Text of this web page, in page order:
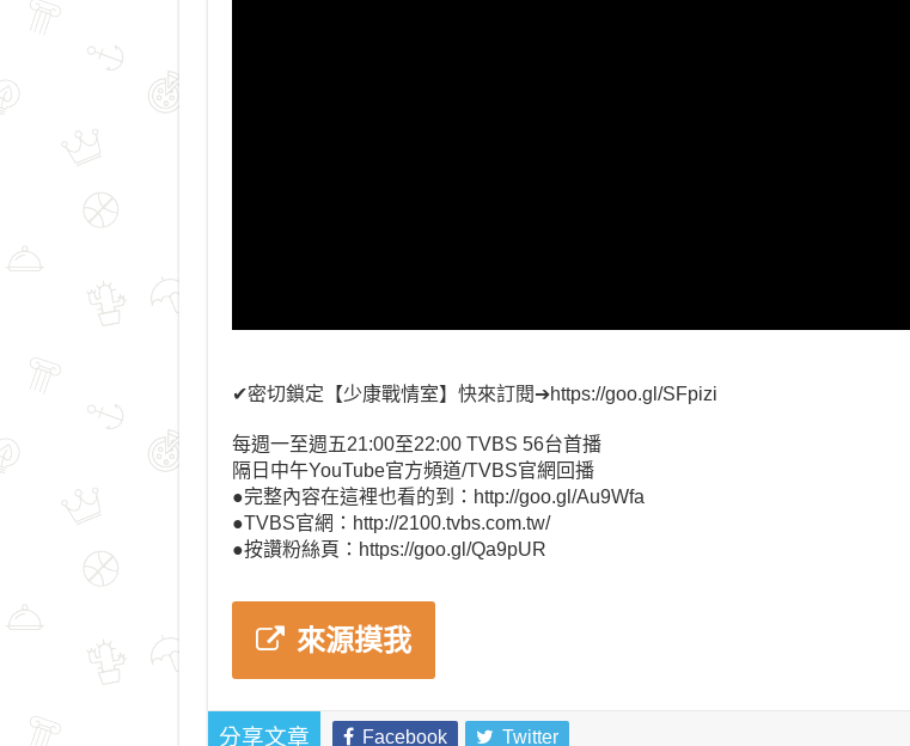
✔密切鎖定【少康戰情室】快來訂閱➔https://goo.gl/SFpizi
每週一至週五21:00至22:00 TVBS 56台首播
隔日中午YouTube官方頻道/TVBS官網回播
●完整內容在這裡也看的到：http://goo.gl/Au9Wfa
●TVBS官網：http://2100.tvbs.com.tw/
●按讚粉絲頁：https://goo.gl/Qa9pUR
來源摸我
分享文章 Facebook Twitter